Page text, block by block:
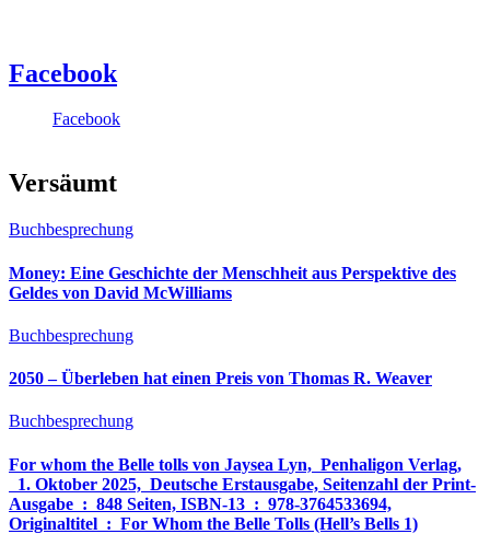
Facebook
Facebook
Versäumt
Buchbesprechung
Money: Eine Geschichte der Menschheit aus Perspektive des
Geldes von David McWilliams
Buchbesprechung
2050 – Überleben hat einen Preis von Thomas R. Weaver
Buchbesprechung
For whom the Belle tolls von Jaysea Lyn, ‎ Penhaligon Verlag,
‎ 1. Oktober 2025, ‎ Deutsche Erstausgabe, Seitenzahl der Print-
Ausgabe ‏ : ‎ 848 Seiten, ISBN-13 ‏ : ‎ 978-3764533694,
Originaltitel ‏ : ‎ For Whom the Belle Tolls (Hell’s Bells 1)